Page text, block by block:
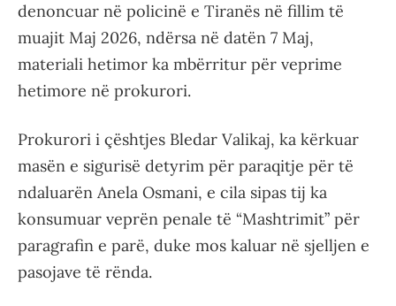
denoncuar në policinë e Tiranës në fillim të
muajit Maj 2026, ndërsa në datën 7 Maj,
materiali hetimor ka mbërritur për veprime
hetimore në prokurori.
Prokurori i çështjes Bledar Valikaj, ka kërkuar
masën e sigurisë detyrim për paraqitje për të
ndaluarën Anela Osmani, e cila sipas tij ka
konsumuar veprën penale të “Mashtrimit” për
paragrafin e parë, duke mos kaluar në sjelljen e
pasojave të rënda.